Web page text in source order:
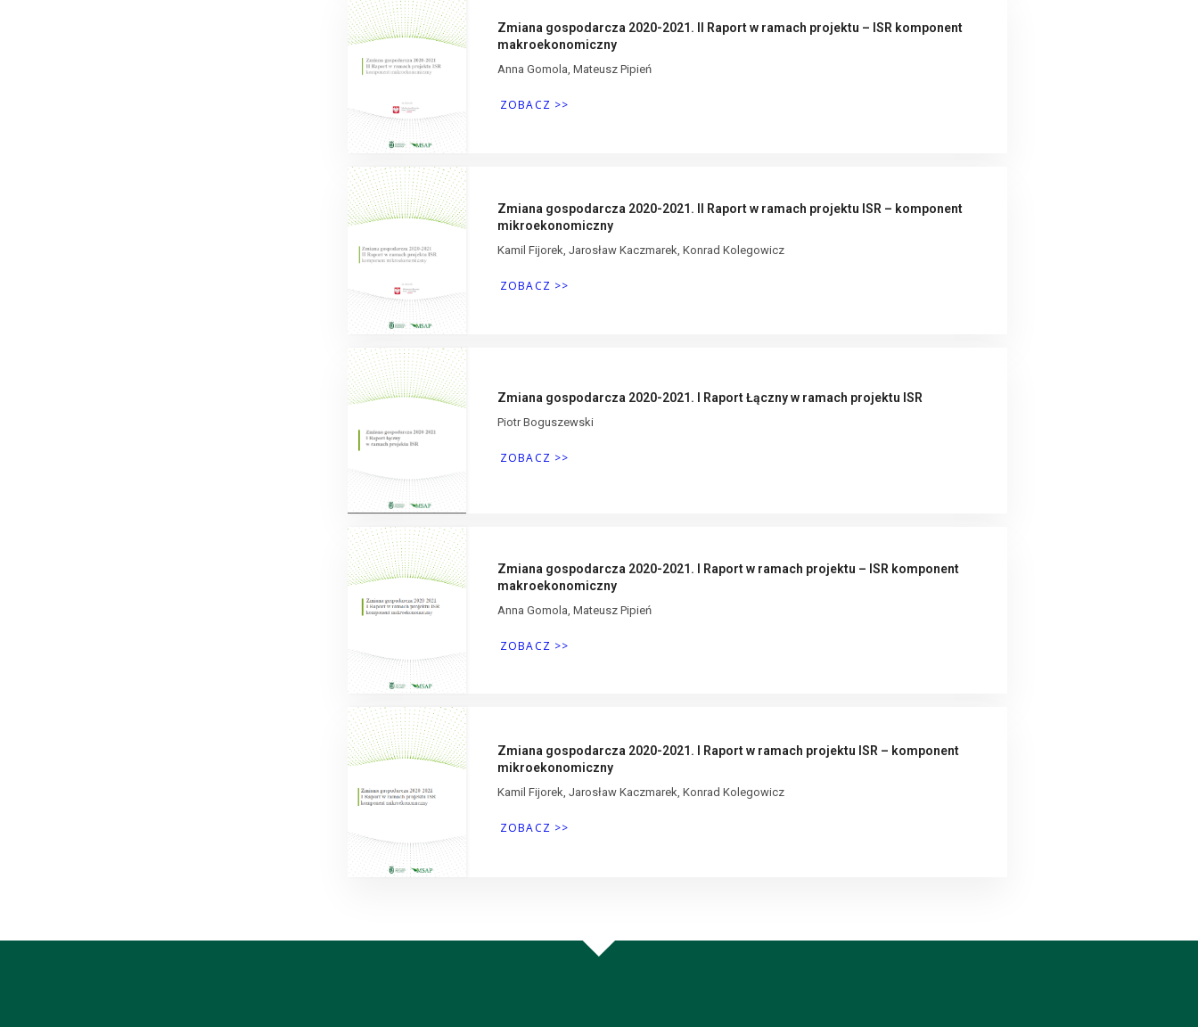
Zmiana gospodarcza 2020-2021. II Raport w ramach projektu – ISR komponent
makroekonomiczny
Anna Gomola, Mateusz Pipień
ZOBACZ >>
Zmiana gospodarcza 2020-2021. II Raport w ramach projektu ISR – komponent
mikroekonomiczny
Kamil Fijorek, Jarosław Kaczmarek, Konrad Kolegowicz
ZOBACZ >>
Zmiana gospodarcza 2020-2021. I Raport Łączny w ramach projektu ISR
Piotr Boguszewski
ZOBACZ >>
Zmiana gospodarcza 2020-2021. I Raport w ramach projektu – ISR komponent
makroekonomiczny
Anna Gomola, Mateusz Pipień
ZOBACZ >>
Zmiana gospodarcza 2020-2021. I Raport w ramach projektu ISR – komponent
mikroekonomiczny
Kamil Fijorek, Jarosław Kaczmarek, Konrad Kolegowicz
ZOBACZ >>